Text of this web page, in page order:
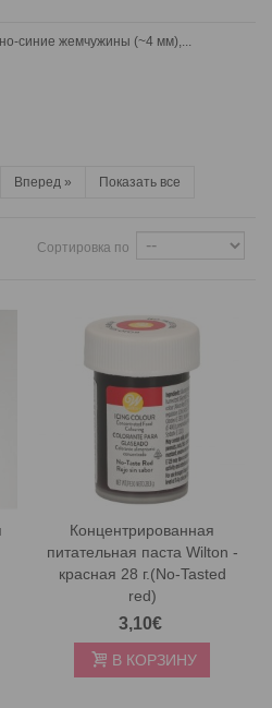
синие жемчужины (~4 мм),...
Вперед » Показать все
Сортировка по
Концентрированная
питательная паста Wilton -
красная 28 г.(No-Tasted
red)
3,10€
В КОРЗИНУ